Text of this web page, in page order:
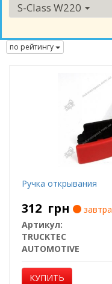
S-Class W220
по рейтингу
Ручка открывания
312 грн
завтра
Артикул:
TRUCKTEC
AUTOMOTIVE
КУПИТЬ